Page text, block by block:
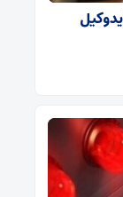
وکیل